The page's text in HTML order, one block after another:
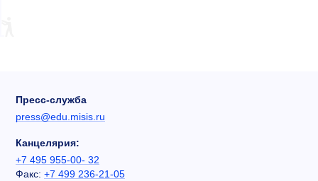
Пресс-служба
press@edu.misis.ru
Канцелярия:
+7 495 955-00- 32
Факс: +7 499 236-21-05